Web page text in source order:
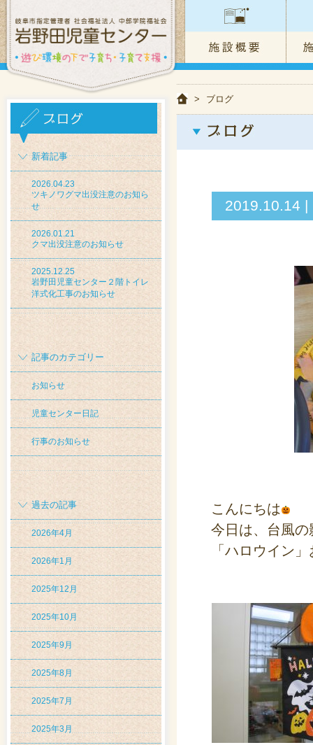
新着記事
2026.04.23
ツキノワグマ出没注意のお知ら
せ
2026.01.21
クマ出没注意のお知らせ
2025.12.25
岩野田児童センター２階トイレ
洋式化工事のお知らせ
記事のカテゴリー
お知らせ
児童センター日記
行事のお知らせ
過去の記事
2026年4月
2026年1月
2025年12月
2025年10月
2025年9月
2025年8月
2025年7月
2025年3月
> ブログ
2019.10.14
こんにちは
今日は、台風
「ハロウイン